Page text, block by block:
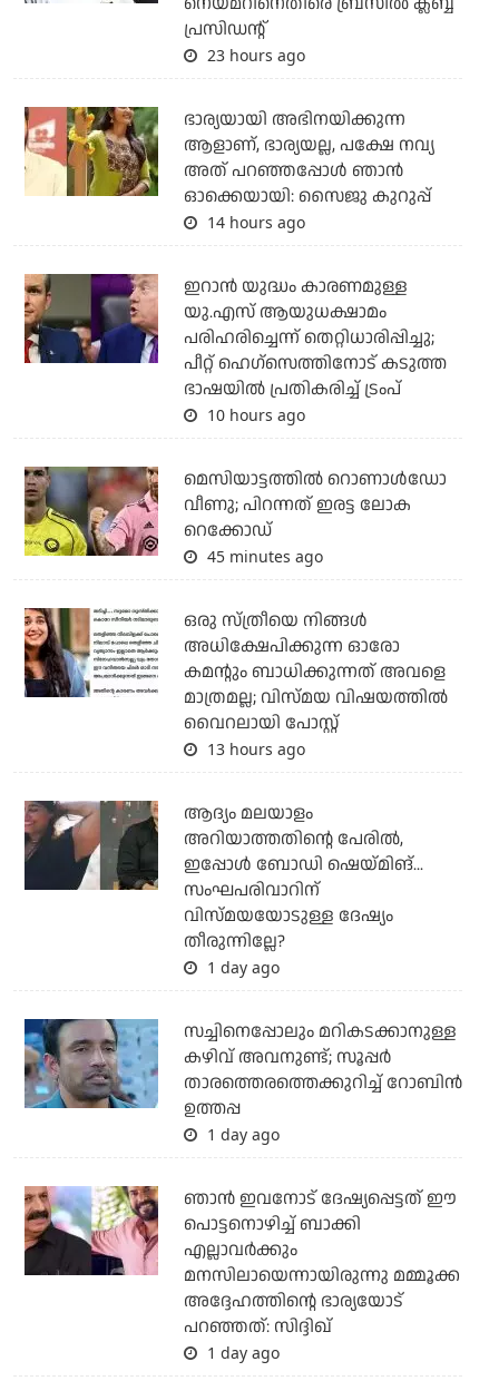
പ്രസിഡന്റ്
23 hours ago
ഭാര്യയായി അഭിനയിക്കുന്ന
ആളാണ്, ഭാര്യയല്ല, പക്ഷേ നവ്യ
അത് പറഞ്ഞപ്പോള്‍ ഞാന്‍
ഓക്കെയായി: സൈജു കുറുപ്പ്
14 hours ago
ഇറാന്‍ യുദ്ധം കാരണമുള്ള
യു.എസ് ആയുധക്ഷാമം
പരിഹരിച്ചെന്ന് തെറ്റിധാരിപ്പിച്ചു;
പീറ്റ് ഹെഗ്‌സെത്തിനോട് കടുത്ത
ഭാഷയില്‍ പ്രതികരിച്ച് ട്രംപ്
10 hours ago
മെസിയാട്ടത്തില്‍ റൊണാള്‍ഡോ
വീണു; പിറന്നത് ഇരട്ട ലോക
റെക്കോഡ്
45 minutes ago
ഒരു സ്ത്രീയെ നിങ്ങള്‍
അധിക്ഷേപിക്കുന്ന ഓരോ
കമന്റും ബാധിക്കുന്നത് അവളെ
മാത്രമല്ല; വിസ്മയ വിഷയത്തില്‍
വൈറലായി പോസ്റ്റ്
13 hours ago
ആദ്യം മലയാളം
അറിയാത്തതിന്റെ പേരില്‍,
ഇപ്പോള്‍ ബോഡി ഷെയ്മിങ്...
സംഘപരിവാറിന്
വിസ്മയയോടുള്ള ദേഷ്യം
തീരുന്നില്ലേ?
1 day ago
സച്ചിനെപ്പോലും മറികടക്കാനുള്ള
കഴിവ് അവനുണ്ട്; സൂപ്പര്‍
താരത്തെരത്തെക്കുറിച്ച് റോബിന്‍
ഉത്തപ്പ
1 day ago
ഞാന്‍ ഇവനോട് ദേഷ്യപ്പെട്ടത് ഈ
പൊട്ടനൊഴിച്ച് ബാക്കി
എല്ലാവര്‍ക്കും
മനസിലായെന്നായിരുന്നു മമ്മൂക്ക
അദ്ദേഹത്തിന്റെ ഭാര്യയോട്
പറഞ്ഞത്: സിദ്ദിഖ്
1 day ago